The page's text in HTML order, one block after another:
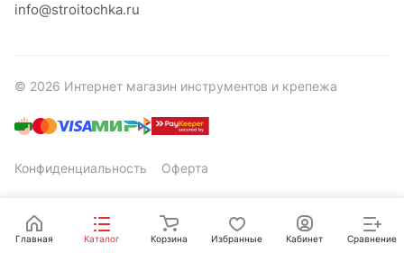
info@stroitochka.ru
© 2026 Интернет магазин инструментов и крепежа
Конфиденциальность Оферта
Главная Каталог Корзина Избранные Кабинет Сравнение